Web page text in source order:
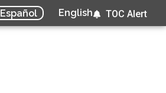
Español English TOC Alert